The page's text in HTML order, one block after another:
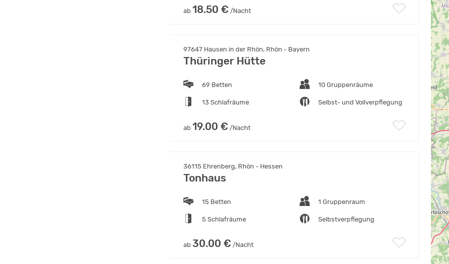
ab 18.50 € /Nacht
97647 Hausen in der Rhön, Rhön - Bayern
Thüringer Hütte
69 Betten 10 Gruppenräume
13 Schlafräume Selbst- und Vollverpflegung
ab 19.00 € /Nacht
36115 Ehrenberg, Rhön - Hessen
Tonhaus
15 Betten 1 Gruppenraum
5 Schlafräume Selbstverpflegung
ab 30.00 € /Nacht